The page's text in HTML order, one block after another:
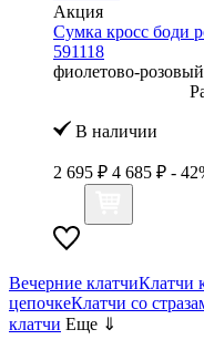
Акция
Сумка кросс боди
591118
фиолетово-розовый
В наличии
2 695 ₽ 4 685 ₽ -
Вечерние клатчиКлатчи
цепочкеКлатчи со
клатчи Еще ⇓